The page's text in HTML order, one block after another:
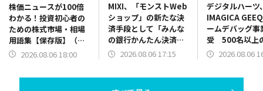
株価ニュースが100倍
わかる！投資初心者の
ための株式市場・相場
用語集【保存版】（基
本用語編⑩）
2026.08.06 18:00
MIXI、「モンストWeb
ショップ」の新たな決
済手段として「みんな
の銀行かんたん決済」
を導入！
2026.08.06 17:15
デジタルハーツ
IMAGICA
ームデバッグ事
受 500名以上
と国内3拠点を
2026.08.06